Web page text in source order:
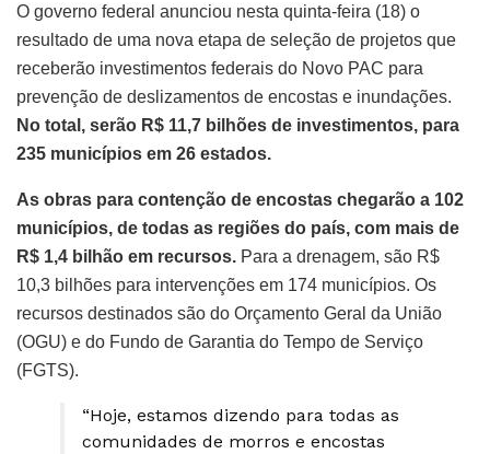
O governo federal anunciou nesta quinta-feira (18) o
resultado de uma nova etapa de seleção de projetos que
receberão investimentos federais do Novo PAC para
prevenção de deslizamentos de encostas e inundações.
No total, serão R$ 11,7 bilhões de investimentos, para
235 municípios em 26 estados.
As obras para contenção de encostas chegarão a 102
municípios, de todas as regiões do país, com mais de
R$ 1,4 bilhão em recursos. Para a drenagem, são R$
10,3 bilhões para intervenções em 174 municípios. Os
recursos destinados são do Orçamento Geral da União
(OGU) e do Fundo de Garantia do Tempo de Serviço
(FGTS).
“Hoje, estamos dizendo para todas as
comunidades de morros e encostas